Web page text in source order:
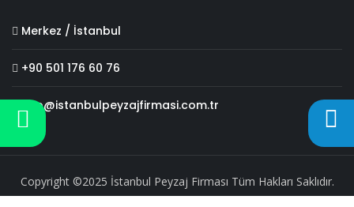
Merkez / İstanbul
+90 501 176 60 76
info@istanbulpeyzajfirmasi.com.tr
Copyright ©2025 İstanbul Peyzaj Firması Tüm Hakları Saklıdır.